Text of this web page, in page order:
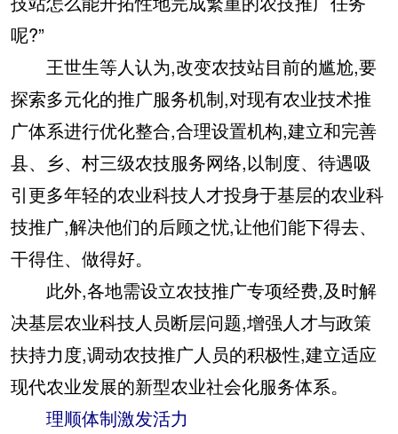
呢?”
王世生等人认为,改变农技站目前的尴尬,要
探索多元化的推广服务机制,对现有农业技术推
广体系进行优化整合,合理设置机构,建立和完善
县、乡、村三级农技服务网络,以制度、待遇吸
引更多年轻的农业科技人才投身于基层的农业科
技推广,解决他们的后顾之忧,让他们能下得去、
干得住、做得好。
此外,各地需设立农技推广专项经费,及时解
决基层农业科技人员断层问题,增强人才与政策
扶持力度,调动农技推广人员的积极性,建立适应
现代农业发展的新型农业社会化服务体系。
理顺体制激发活力